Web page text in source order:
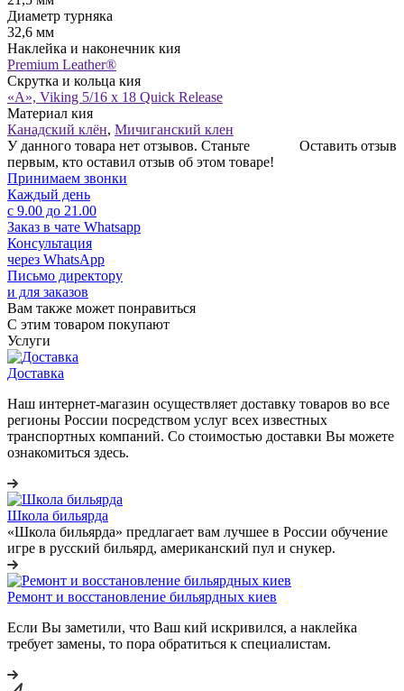
Диаметр турняка
32,6 мм
Наклейка и наконечник кия
Premium Leather®
Скрутка и кольца кия
«A», Viking 5/16 x 18 Quick Release
Материал кия
Канадский клён, Мичиганский клен
Оставить отзыв
У данного товара нет отзывов. Станьте
первым, кто оставил отзыв об этом товаре!
Принимаем звонки
Каждый день
с 9.00 до 21.00
Заказ в чате Whatsapp
Консультация
через WhatsApp
Письмо директору
и для заказов
Вам также может понравиться
С этим товаром покупают
Услуги
Доставка
Наш интернет-магазин осуществляет доставку товаров во все
регионы России посредством услуг всех известных
транспортных компаний. Со стоимостью доставки Вы можете
ознакомиться здесь.
Школа бильярда
«Школа бильярда» предлагает вам лучшее в России обучение
игре в русский бильярд, американский пул и снукер.
Ремонт и восстановление бильярдных киев
Если Вы заметили, что Ваш кий искривился, а наклейка
требует замены, то пора обратиться к специалистам.